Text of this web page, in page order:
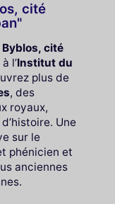
cité
Byblos, cité
à l’Institut du
plus de
, des
royaux,
Une
sur le
phénicien et
anciennes